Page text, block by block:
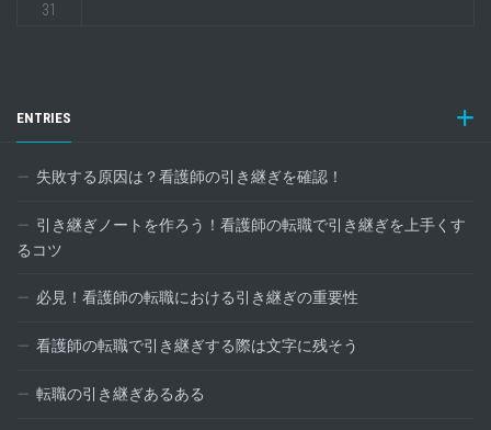
31
ENTRIES
失敗する原因は？看護師の引き継ぎを確認！
引き継ぎノートを作ろう！看護師の転職で引き継ぎを上手くす
るコツ
必見！看護師の転職における引き継ぎの重要性
看護師の転職で引き継ぎする際は文字に残そう
転職の引き継ぎあるある